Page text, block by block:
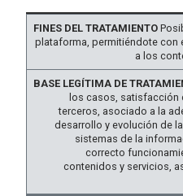
FINES DEL
BASE
plataforma, permitiéndote con
a los
los casos, satisfacción
terceros, asociado a la
desarrollo y evolución de
sistemas de la
correcto
contenidos y servicios,